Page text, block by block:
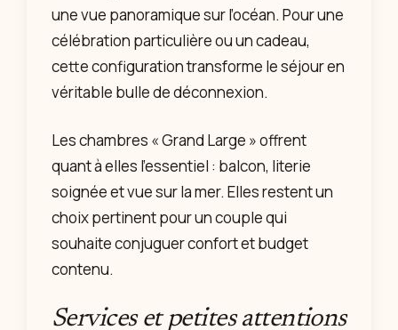
une vue panoramique sur l’océan. Pour une
célébration particulière ou un cadeau,
cette configuration transforme le séjour en
véritable bulle de déconnexion.
Les chambres « Grand Large » offrent
quant à elles l’essentiel : balcon, literie
soignée et vue sur la mer. Elles restent un
choix pertinent pour un couple qui
souhaite conjuguer confort et budget
contenu.
Services et petites attentions